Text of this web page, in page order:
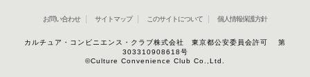
お問い合わせ サイトマップ このサイトについて 個人情報保護方針
カルチュア・コンビニエンス・クラブ株式会社 東京都公安委員会許可 第
303310908618号
©Culture Convenience Club Co.,Ltd.